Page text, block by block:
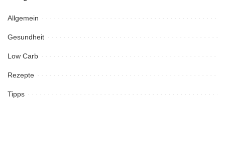
Allgemein
Gesundheit
Low Carb
Rezepte
Tipps